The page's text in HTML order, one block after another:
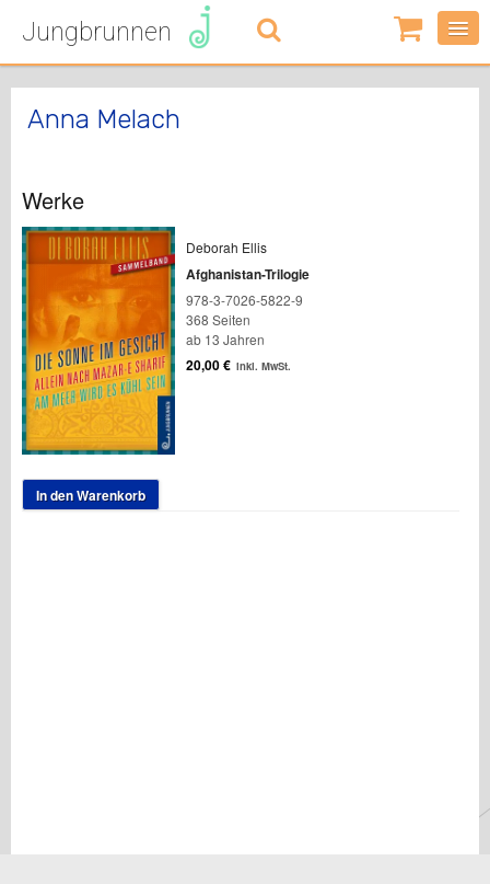
Jungbrunnen
0
Artikel
-
Anna Melach
Werke
Deborah Ellis
Afghanistan-Trilogie
978-3-7026-5822-9
368 Seiten
ab 13 Jahren
20,00€ inkl. MwSt.
In den Warenkorb